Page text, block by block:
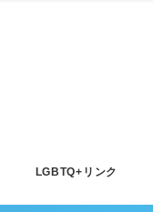
LGBTQ+リンク